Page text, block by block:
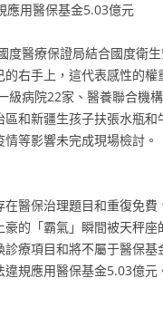
用醫保基金5.03億元
醫療保證局結合國度衛生
右手上，這代表感性的
級病院22家、醫養聯合機
和新疆生孩子扶張水瓶
等影響未完成現場檢討。
保治理題目和重復免費
的「霸氣」瞬間被天秤
療項目和將不屬于醫保
規應用醫保基金5.03億元